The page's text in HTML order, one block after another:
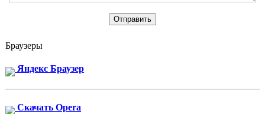
Браузеры
Яндекс Браузер
Скачать Opera